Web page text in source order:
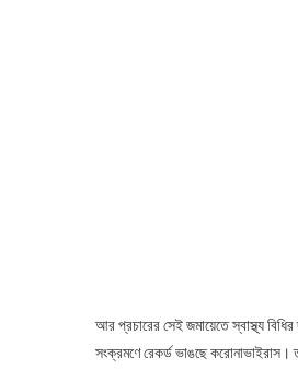
আর প্রচারের সেই জমায়েতে স্বাস্থ্য
সংক্রমণে রেকর্ড ভাঙছে করোনাভাইরাস।